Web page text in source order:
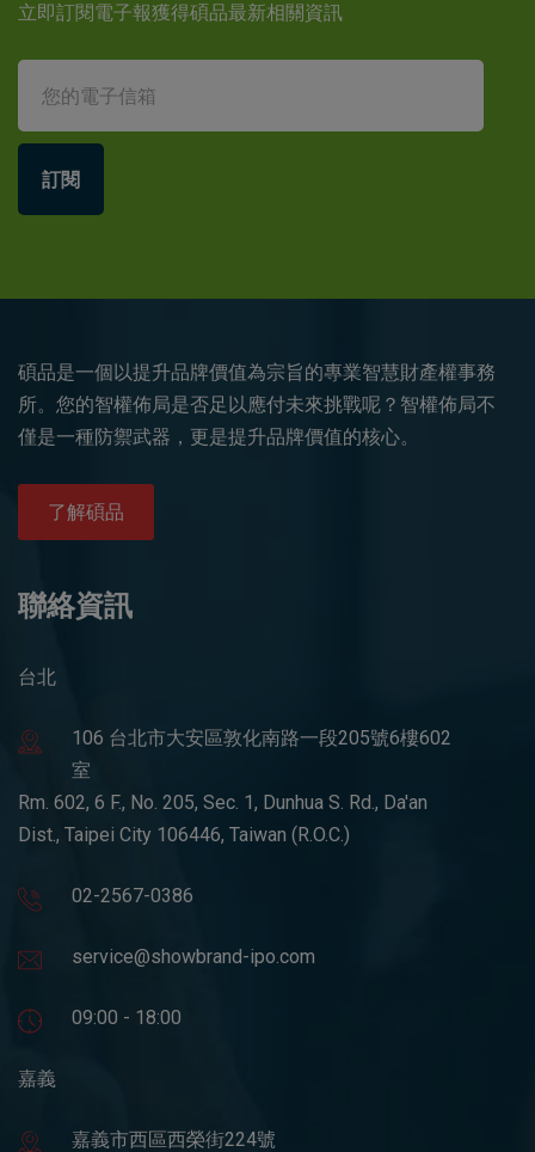
立即訂閱電子報獲得碩品最新相關資訊
訂閱
碩品是一個以提升品牌價值為宗旨的專業智慧財產權事務
所。您的智權佈局是否足以應付未來挑戰呢？智權佈局不
僅是一種防禦武器，更是提升品牌價值的核心。
了解碩品
聯絡資訊
台北
106 台北市大安區敦化南路一段205號6樓602
室
Rm. 602, 6 F., No. 205, Sec. 1, Dunhua S. Rd., Da'an
Dist., Taipei City 106446, Taiwan (R.O.C.)
02-2567-0386
service@showbrand-ipo.com
09:00 - 18:00
嘉義
嘉義市西區西榮街224號